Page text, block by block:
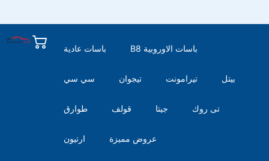
باسات عادية B8 باسات الاوروبية
سي سي تيجوان تيرامونت بيتل
طوارق قولف جيتا تى روك
ارتيون عروض مميزة